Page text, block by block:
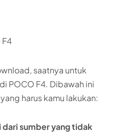
saatnya untuk
POCO F4. Dibawah ini
harus kamu lakukan:
dari sumber yang tidak